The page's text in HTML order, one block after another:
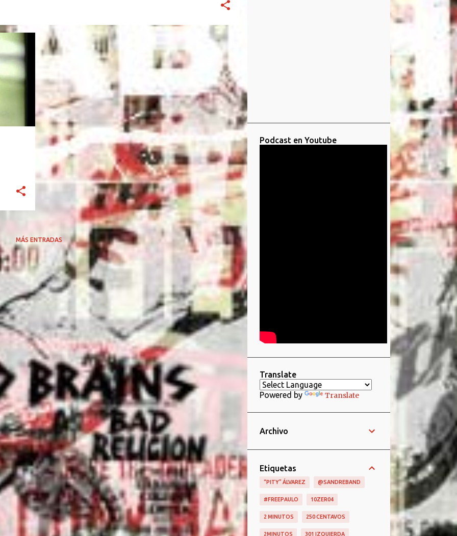
Lo reviven. Sube al puesto 1 de la lista de trasplante. 11 de
sale el álbum. HOY, 6/11, 21 hs: La Trastienda. Su primer
que estoy vivo, no presentar un disco que ya todos
todavía con la cicatriz fresca pero la púa en la mano.
+
MÁS ENTRADAS
Podcast en Youtube
Translate
Powered by Translate
Archivo
Etiquetas
“PITY” ÁLVAREZ @SANDREBAND
#FREEPAULO 10ZER04
2 MINUTOS 250 CENTAVOS
2MINUTOS 301 IZQUIERDA